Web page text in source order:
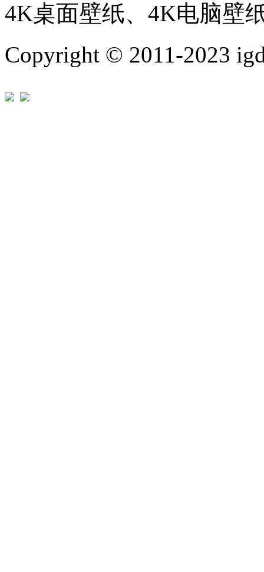
4K桌面壁纸、4K电脑壁
Copyright © 2011-2023